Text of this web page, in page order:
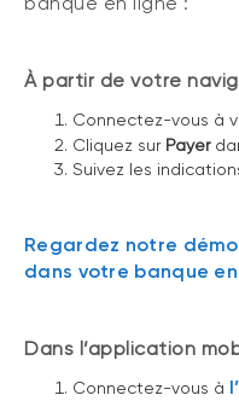
À partir de votre
Connectez-vous à
Cliquez sur Payer
Suivez les
Regardez notre
dans votre banque
Dans l’application
Connectez-vous à